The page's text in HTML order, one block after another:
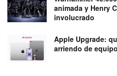
animada y Henry
involucrado
Apple Upgrade:
arriendo de